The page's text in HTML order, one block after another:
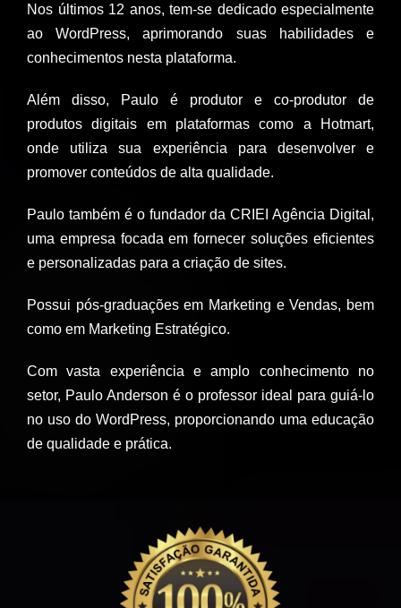
Nos últimos 12 anos, tem-se dedicado especialmente
ao WordPress, aprimorando suas habilidades e
conhecimentos nesta plataforma.
Além disso, Paulo é produtor e co-produtor de
produtos digitais em plataformas como a Hotmart,
onde utiliza sua experiência para desenvolver e
promover conteúdos de alta qualidade.
Paulo também é o fundador da CRIEI Agência Digital,
uma empresa focada em fornecer soluções eficientes
e personalizadas para a criação de sites.
Possui pós-graduações em Marketing e Vendas, bem
como em Marketing Estratégico.
Com vasta experiência e amplo conhecimento no
setor, Paulo Anderson é o professor ideal para guiá-lo
no uso do WordPress, proporcionando uma educação
de qualidade e prática.